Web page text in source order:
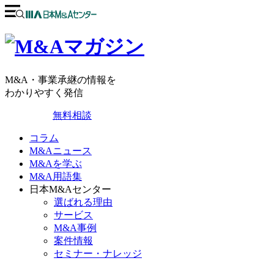
M&A・事業承継の情報を
わかりやすく発信
無料相談
コラム
M&Aニュース
M&Aを学ぶ
M&A用語集
日本M&Aセンター
選ばれる理由
サービス
M&A事例
案件情報
セミナー・ナレッジ